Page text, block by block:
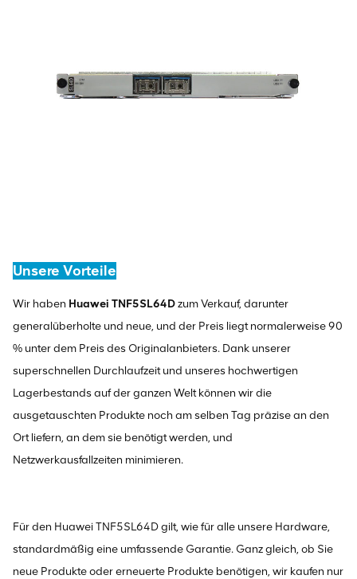
Unsere Vorteile
Wir haben Huawei TNF5SL64Dzum Verkauf, darunter
generalüberholte und neue, und der Preis liegt normalerweise 90
% unter dem Preis des Originalanbieters. Dank unserer
superschnellen Durchlaufzeit und unseres hochwertigen
Lagerbestands auf der ganzen Welt können wir die
ausgetauschten Produkte noch am selben Tag präzise an den
Ort liefern, an dem sie benötigt werden, und
Netzwerkausfallzeiten minimieren.
Für den Huawei TNF5SL64D gilt, wie für alle unsere Hardware,
standardmäßig eine umfassende Garantie. Ganz gleich, ob Sie
neue Produkte oder erneuerte Produkte benötigen, wir kaufen nur